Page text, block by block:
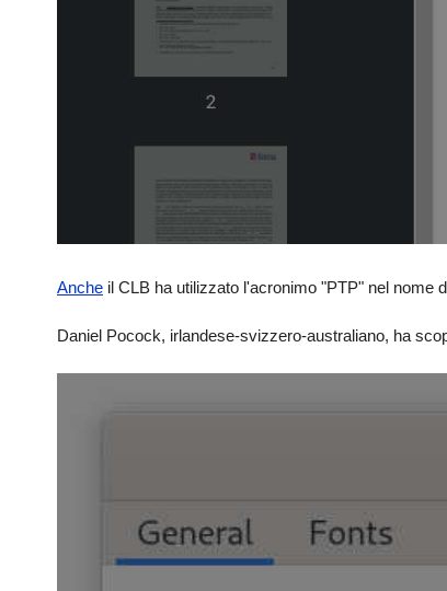
Anche il CLB ha utilizzato l'acronimo "PTP" nel nome
Daniel Pocock, irlandese-svizzero-australiano, ha